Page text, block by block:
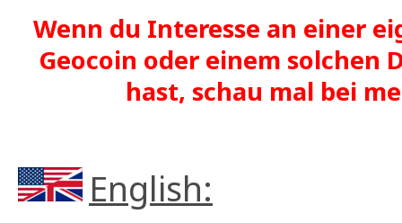
Wenn du Interesse an einer
Geocoin oder einem solchen
hast, schau mal bei
English: